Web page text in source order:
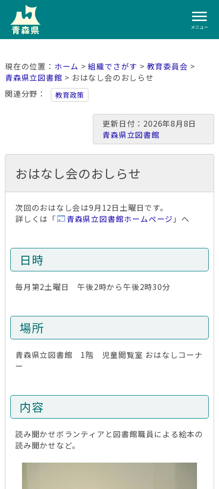
メニュー
ホーム >組織でさがす > 教育委員会 >
青森県立図書館 > おはなし会のおしらせ
関連分野
教育政策
更新日付：2026年8月8日
青森県立図書館
おはなし会のおしらせ
次回のおはなし会は9月12日土曜日です。
詳しくは「
青森県立図書館ホームページ 」へ
日時
毎月第2土曜日 午後2時から午後2時30分
場所
青森県立図書館 1階 児童閲覧室 おはなしコーナ
ー
内容
読み聞かせボランティアと図書館職員による絵本の
読み聞かせなど。